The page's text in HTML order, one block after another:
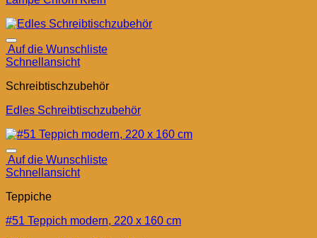
Auf die Wunschliste
Schnellansicht
Schreibtischzubehör
Edles Schreibtischzubehör
Auf die Wunschliste
Schnellansicht
Teppiche
#51 Teppich modern, 220 x 160 cm